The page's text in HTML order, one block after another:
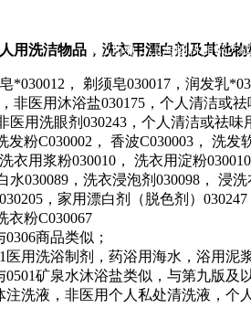
用洗洁物品，洗衣用漂白剂及其他物
*030012， 剃须皂030017，润发乳
非医用沐浴盐030175，个人清洁或
医用洗眼剂030243，个人清洁或祛味
粉C030002， 香波C030003， 洗发
用浆粉030010， 洗衣用淀粉
水030089，洗衣浸泡剂030098， 浸
，家用漂白剂（脱色剂）030247
粉C030067
商品类似；
医用洗浴制剂，药浴用海水，浴用
0501矿泉水沐浴盐类似，与第九版
注洗液，非医用个人私处清洗液，个
版权所有：上海畅科知识产